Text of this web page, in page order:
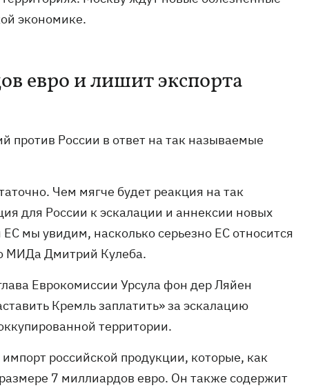
экономике.
евро и лишит экспорта
против России в ответ на так называемые
Чем мягче будет реакция на так
для России к эскалации и аннексии новых
мы увидим, насколько серьезно ЕС относится
МИДа Дмитрий Кулеба.
Еврокомиссии Урсула фон дер Ляйен
Кремль заплатить» за эскалацию
территории.
российской продукции, которые, как
7 миллиардов евро. Он также содержит